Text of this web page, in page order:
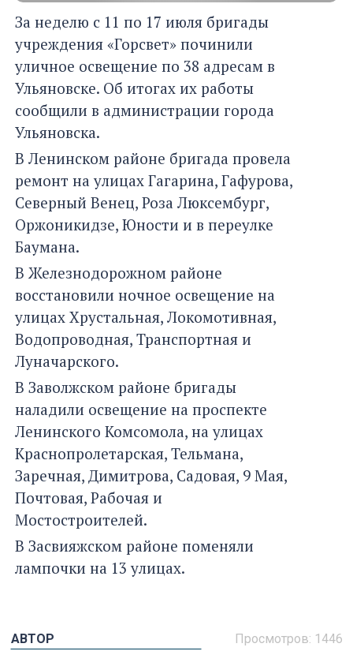
За неделю с 11 по 17 июля бригады
учреждения «Горсвет» починили
уличное освещение по 38 адресам в
Ульяновске. Об итогах их работы
сообщили в администрации города
Ульяновска.
В Ленинском районе бригада провела
ремонт на улицах Гагарина, Гафурова,
Северный Венец, Роза Люксембург,
Оржоникидзе, Юности и в переулке
Баумана.
В Железнодорожном районе
восстановили ночное освещение на
улицах Хрустальная, Локомотивная,
Водопроводная, Транспортная и
Луначарского.
В Заволжском районе бригады
наладили освещение на проспекте
Ленинского Комсомола, на улицах
Краснопролетарская, Тельмана,
Заречная, Димитрова, Садовая, 9 Мая,
Почтовая, Рабочая и
Мостостроителей.
В Засвияжском районе поменяли
лампочки на 13 улицах.
Просмотров: 1446
АВТОР